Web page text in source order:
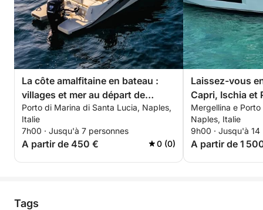
La côte amalfitaine en bateau :
villages et mer au départ de
Naples
Porto di Marina di Santa Lucia, Naples,
Italie
7h00 · Jusqu'à 7 personnes
A partir de 450 € 0 (0)
Laissez-vous
Capri, Ischia et
Mergellina e
Naples, Italie
9h00 · Jusqu'à 14
A partir de 1
Tags